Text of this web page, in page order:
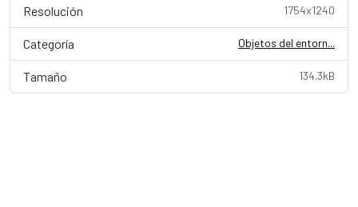
Resolución 1754x1240
Categoría Objetos del entorn...
Tamaño 134.3kB